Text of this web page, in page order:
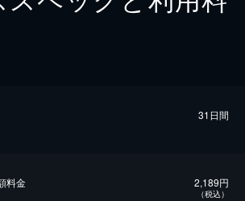
31日間
料金 2,189円
（税込）